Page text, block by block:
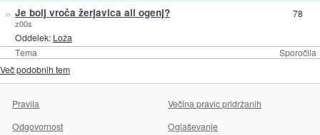
Tema Sporočila
» Je bolj vroča žerjavica ali ogenj?
z00s
Oddelek: Loža
78
Več podobnih tem
Pravila
Večina pravic pridržanih
Odgovornost
Oglaševanje